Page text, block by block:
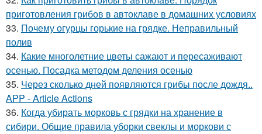
приготовления грибов в автоклаве в домашних условиях
33. Почему огурцы горькие на грядке. Неправильный
полив
34. Какие многолетние цветы сажают и пересаживают
осенью. Посадка методом деления осенью
35. Через сколько дней появляются грибы после дождя..
APP - Article Actions
36. Когда убирать морковь с грядки на хранение в
сибири. Общие правила уборки свеклы и моркови с